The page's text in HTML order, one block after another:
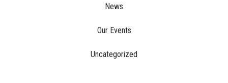
News
Our Events
Uncategorized